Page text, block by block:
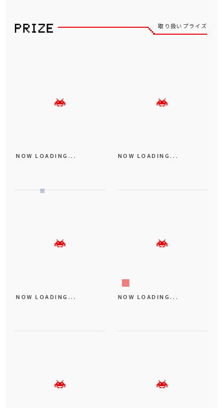
取り扱いプライズ
NOW LOADING... NOW LOADING...
NOW LOADING... NOW LOADING...